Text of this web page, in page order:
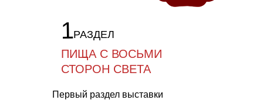
1РАЗДЕЛ
ПИЩА С ВОСЬМИ
СТОРОН СВЕТА
Первый раздел выставки